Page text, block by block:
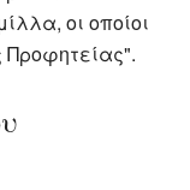
οι οποίοι
Προφητείας".